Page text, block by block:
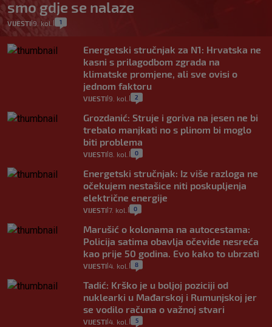
smo gdje se nalaze
VIJESTI 9. kol. 1
Energetski stručnjak za N1: Hrvatska ne
kasni s prilagodbom zgrada na
klimatske promjene, ali sve ovisi o
jednom faktoru
VIJESTI 9. kol. 2
Grozdanić: Struje i goriva na jesen ne bi
trebalo manjkati no s plinom bi moglo
biti problema
VIJESTI 8. kol. 0
Energetski stručnjak: Iz više razloga ne
očekujem nestašice niti poskupljenja
električne energije
VIJESTI 7. kol. 0
Marušić o kolonama na autocestama:
Policija satima obavlja očevide nesreća
kao prije 50 godina. Evo kako to ubrzati
VIJESTI 4. kol. 8
Tadić: Krško je u boljoj poziciji od
nuklearki u Mađarskoj i Rumunjskoj jer
se vodilo računa o važnoj stvari
VIJESTI 4. kol. 5